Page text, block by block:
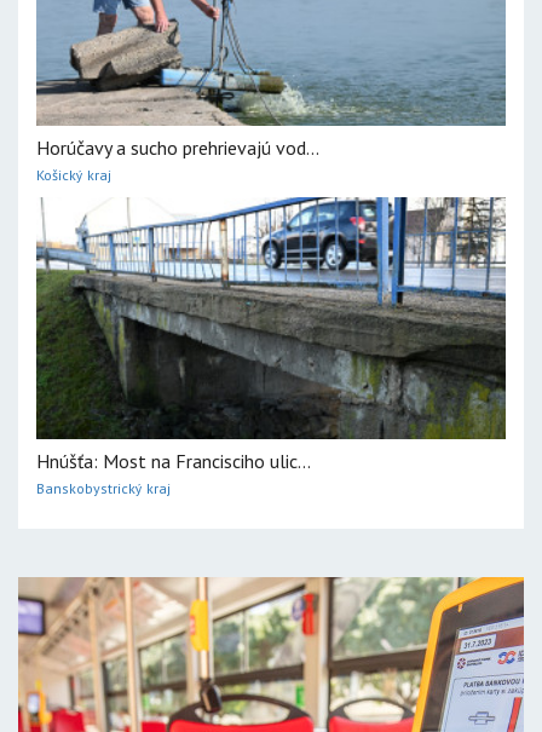
Horúčavy a sucho prehrievajú vod...
Košický kraj
Hnúšťa: Most na Francisciho ulic...
Banskobystrický kraj